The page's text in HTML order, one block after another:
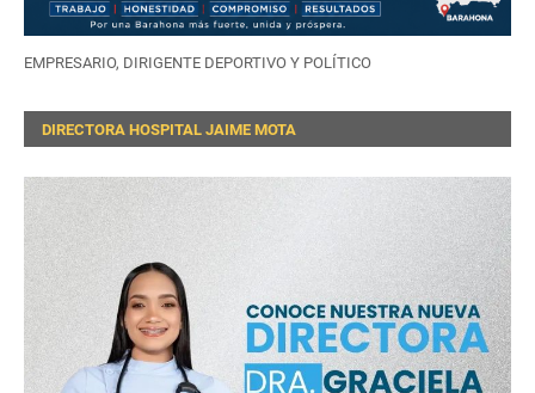
EMPRESARIO, DIRIGENTE DEPORTIVO Y POLÍTICO
DIRECTORA HOSPITAL JAIME MOTA